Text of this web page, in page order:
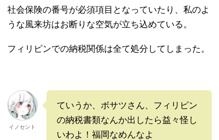
社会保険の番号が必須項目となっていたり、私のよ
うな風来坊はお断りな空気が立ち込めている。
フィリピンでの納税関係は全て処分してしまった。
イノセント
ていうか、ボサツさん、フィリピン
の納税書類なんか出したら益々怪し
いわよ！福岡なめんなよ